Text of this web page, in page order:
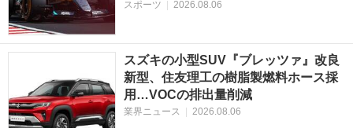
スポーツ | 2026.08.06
スズキの小型SUV『ブレッツァ』改良
新型、住友理工の樹脂製燃料ホース採
用…VOCの排出量削減
業界ニュース | 2026.08.06